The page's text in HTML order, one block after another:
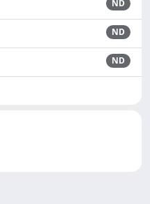
ND
ND
ND